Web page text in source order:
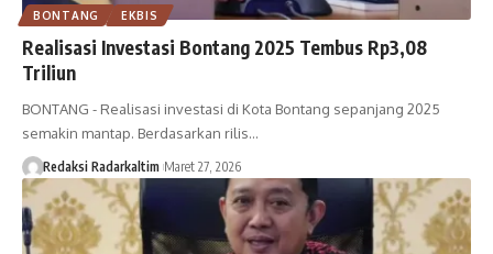
BONTANG EKBIS
Realisasi Investasi Bontang 2025 Tembus Rp3,08
Triliun
BONTANG - Realisasi investasi di Kota Bontang sepanjang 2025
semakin mantap. Berdasarkan rilis…
Redaksi Radarkaltim Maret 27, 2026